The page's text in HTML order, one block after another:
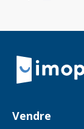
Retour à la
Vendre